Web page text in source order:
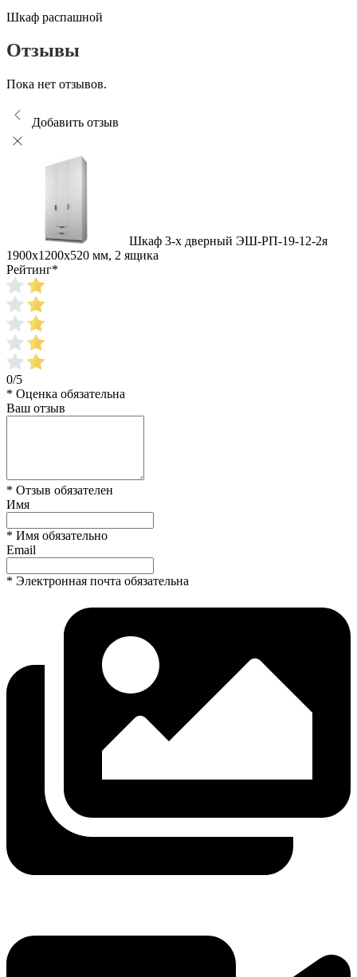
Шкаф распашной
Отзывы
Пока нет отзывов.
Добавить отзыв
Шкаф 3-х дверный ЭШ-РП-19-12-2я
1900x1200x520 мм, 2 ящика
Рейтинг*
0/5
* Оценка обязательна
Ваш отзыв
* Отзыв обязателен
Имя
* Имя обязательно
Email
* Электронная почта обязательна